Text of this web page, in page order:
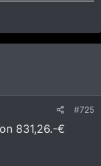
#725
831,26.-€